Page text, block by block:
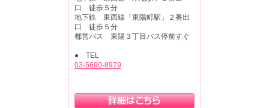
口 徒歩５分
地下鉄 東西線「東陽町駅」２番出
口 徒歩５分
都営バス 東陽３丁目バス停前すぐ
● TEL
03-5690-8979